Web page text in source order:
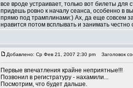
все вроде устраивает, только вот билеты
придешь ровно к началу сеанса, особенно в
прямо под трамплинами:) Ах, да еще совсем
нравится потом всплывать и занимать
Добавлено: Ср Фев 21, 2007 2:30 pm Заголовок
Первые впечатления крайне неприятные!!!
Позвонил в регистратуру - нахамили...
Посмотрим, что будет дальше.